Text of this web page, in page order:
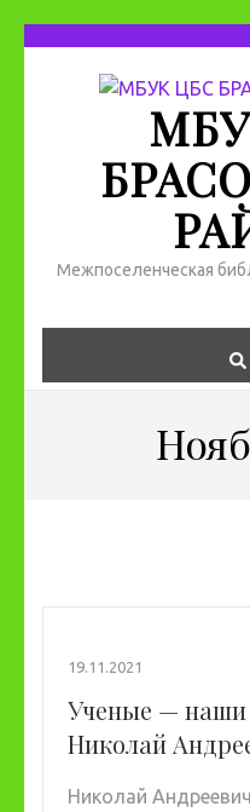
Межпоселенческая
19.11.2021
Ученые — наши
Николай
Николай